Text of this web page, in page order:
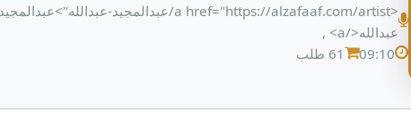
<a href="https://alzafaaf.com/artist/عبدالمجيد-عبدالله">عبدالمجيد
عبدالله</a> ,
09:10
61 طلب